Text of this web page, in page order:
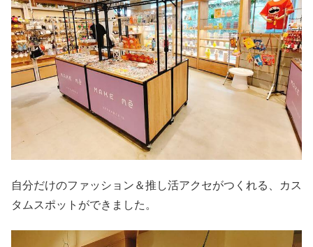
自分だけのファッション＆推し活アクセがつくれる、カス
タムスポットができました。